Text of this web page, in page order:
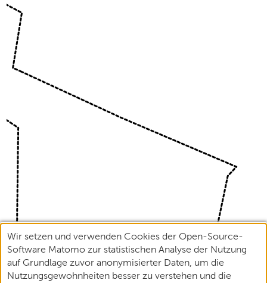
Wir setzen und verwenden Cookies der Open-Source-
Software Matomo zur statistischen Analyse der Nutzung
auf Grundlage zuvor anonymisierter Daten, um die
Nutzungsgewohnheiten besser zu verstehen und die